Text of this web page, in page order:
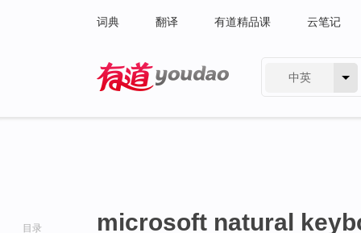
词典 翻译 有道精品课 云笔记
中英
目录 microsoft natural